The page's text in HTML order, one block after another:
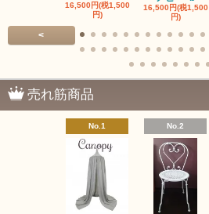
16,500円(税1,500
円)
16,500円(税1,500
円)
<
売れ筋商品
No.1 No.2